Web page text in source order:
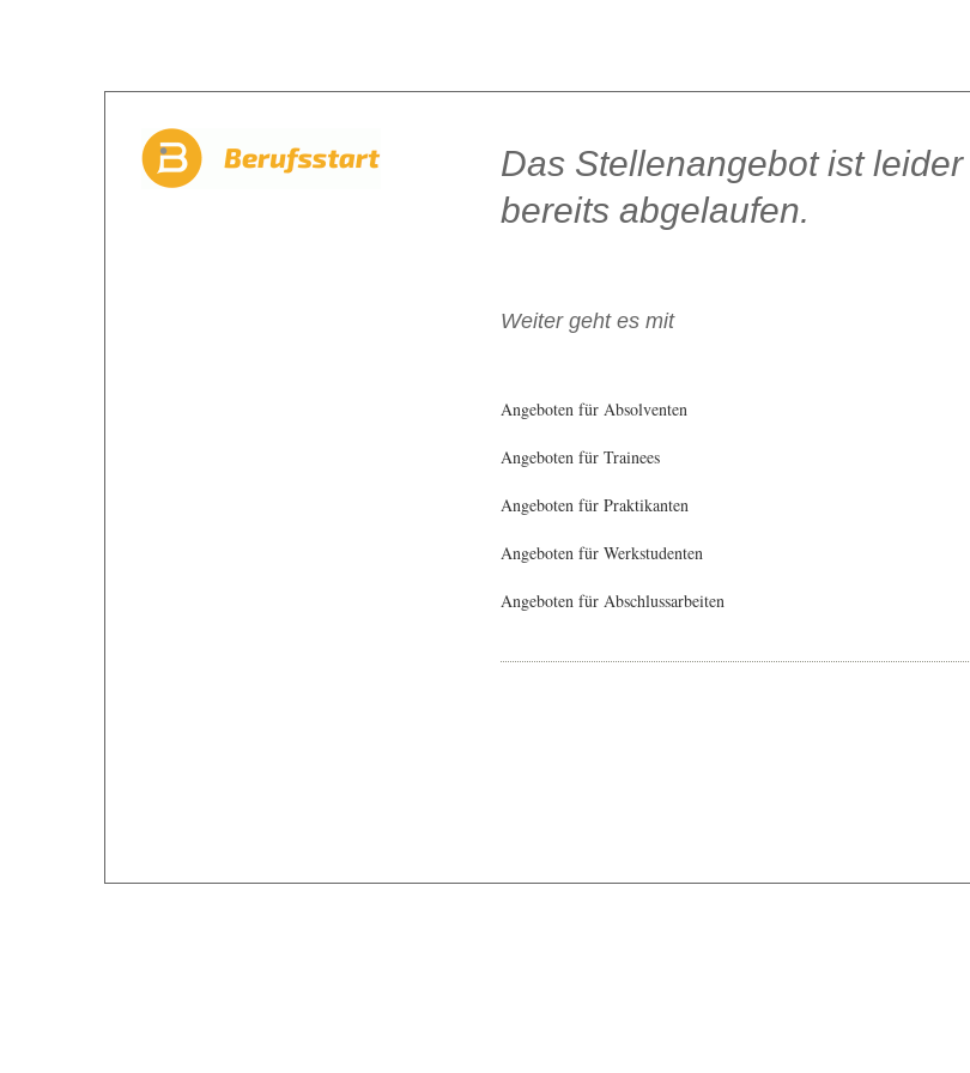
Das Stellenangebot ist leider
bereits abgelaufen.
Weiter geht es mit
Angeboten für Absolventen
Angeboten für Trainees
Angeboten für Praktikanten
Angeboten für Werkstudenten
Angeboten für Abschlussarbeiten